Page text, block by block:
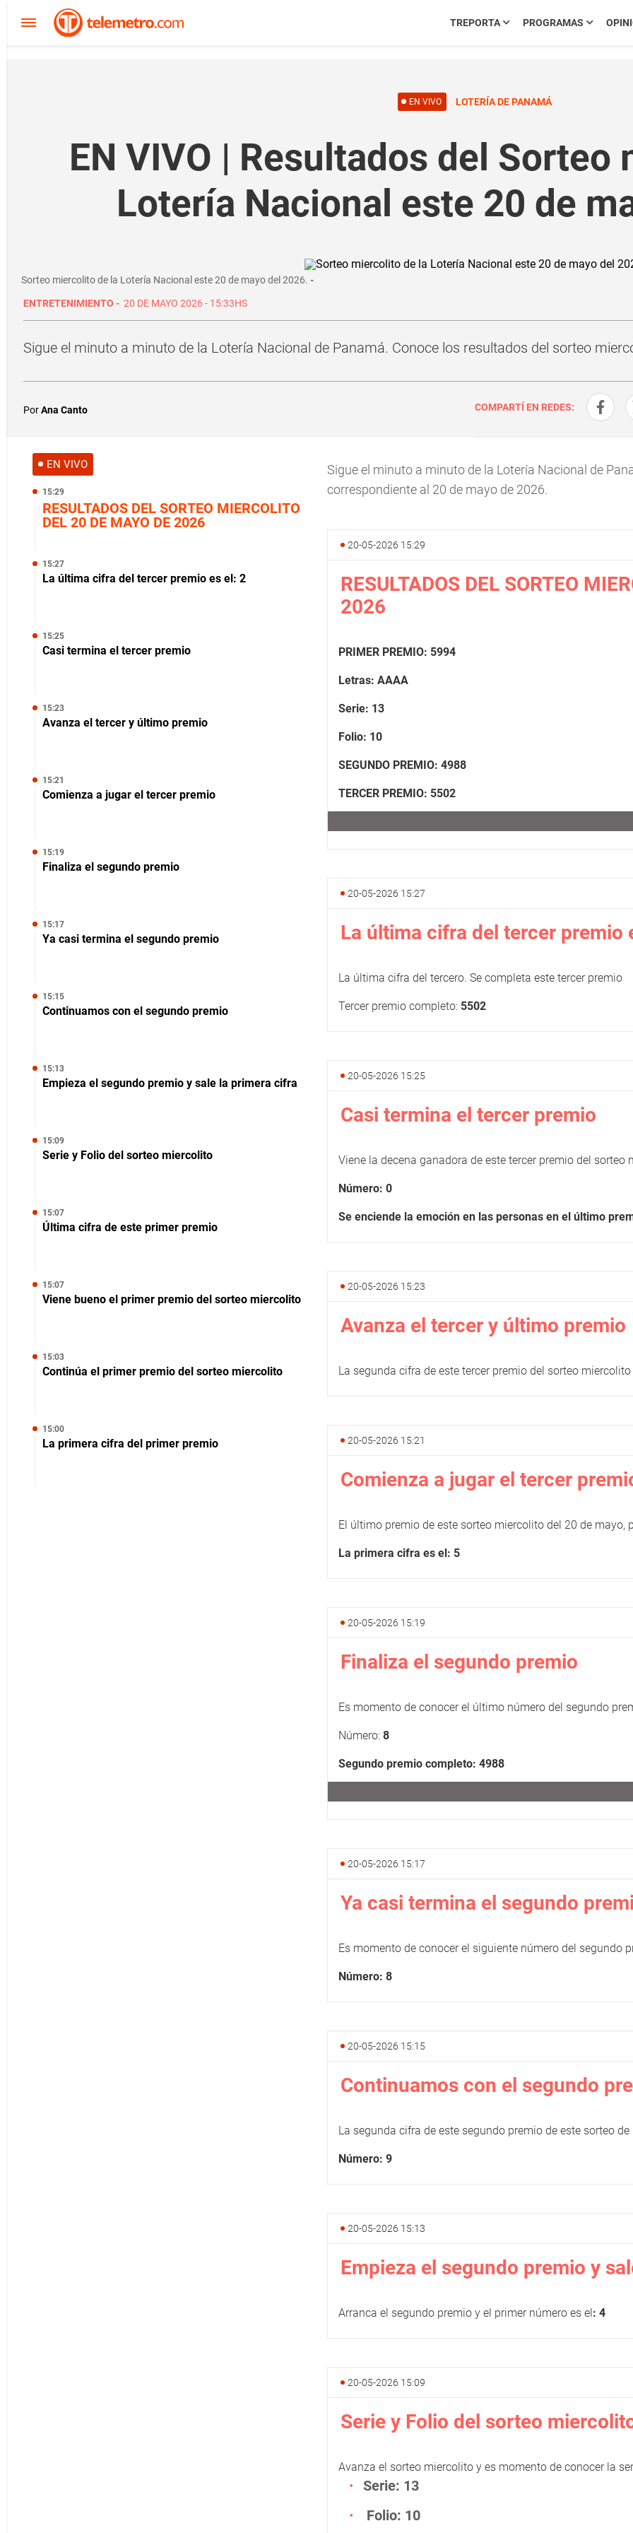
TREPORTA PROGRAMAS
EN VIVO LOTERÍA DE PANAMÁ
EN VIVO | Resultados del
Lotería Nacional este 20 de
Sorteo miercolito de la Lotería Nacional este 20 de mayo del 2026.
ENTRETENIMIENTO - 20 DE MAYO 2026 - 15:33HS
Sigue el minuto a minuto de la Lotería Nacional de Panamá. Conoce los resultados del sorteo
PorAna Canto COMPARTÍ EN REDES:
EN VIVO
15:29
RESULTADOS DEL SORTEO MIERCOLITO
DEL 20 DE MAYO DE 2026
15:27
La última cifra del tercer premio es el: 2
15:25
Casi termina el tercer premio
15:23
Avanza el tercer y último premio
15:21
Comienza a jugar el tercer premio
15:19
Finaliza el segundo premio
15:17
Ya casi termina el segundo premio
15:15
Continuamos con el segundo premio
15:13
Empieza el segundo premio y sale la primera cifra
15:09
Serie y Folio del sorteo miercolito
15:07
Última cifra de este primer premio
15:07
Viene bueno el primer premio del sorteo miercolito
15:03
Continúa el primer premio del sorteo miercolito
15:00
La primera cifra del primer premio
Sigue el minuto a minuto de la Lotería Nacional de
correspondiente al 20 de mayo de 2026.
20-05-2026 15:29
RESULTADOS DEL SORTEO
2026
PRIMER PREMIO: 5994
Letras: AAAA
Serie: 13
Folio: 10
SEGUNDO PREMIO: 4988
TERCER PREMIO: 5502
20-05-2026 15:27
La última cifra del tercer premio
La última cifra del tercero. Se completa este tercer premio
Tercer premio completo:5502
20-05-2026 15:25
Casi termina el tercer premio
Viene la decena ganadora de este tercer premio del sorteo
Número: 0
Se enciende la emoción en las personas en el último
20-05-2026 15:23
Avanza el tercer y último premio
La segunda cifra de este tercer premio del sorteo
20-05-2026 15:21
Comienza a jugar el tercer
El último premio de este sorteo miercolito del 20 de mayo,
La primera cifra es el: 5
20-05-2026 15:19
Finaliza el segundo premio
Es momento de conocer el último número del segundo
Número: 8
Segundo premio completo: 4988
20-05-2026 15:17
Ya casi termina el segundo
Es momento de conocer el siguiente número del segundo
Número: 8
20-05-2026 15:15
Continuamos con el segundo
La segunda cifra de este segundo premio de este sorteo
Número: 9
20-05-2026 15:13
Empieza el segundo premio y
Arranca el segundo premio y el primer número es el: 4
20-05-2026 15:09
Serie y Folio del sorteo
Avanza el sorteo miercolito y es momento de conocer la
Serie: 13
Folio: 10